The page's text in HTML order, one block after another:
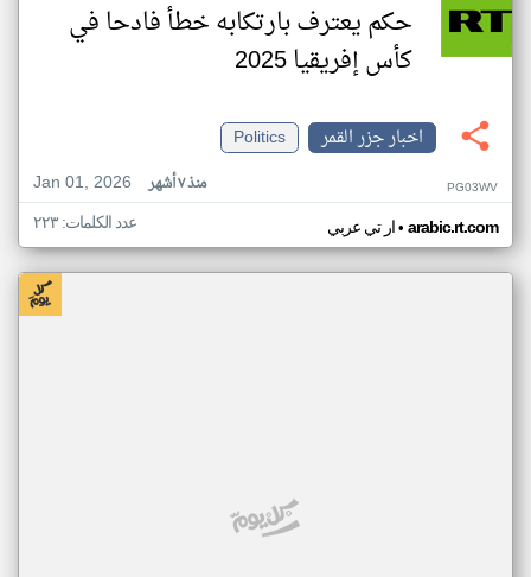
حكم يعترف بارتكابه خطأ فادحا في
كأس إفريقيا 2025
اخبار جزر القمر
Politics
Jan 01, 2026
منذ ٧ أشهر PG03WV
ار تي عربي• arabic.rt.com عدد الكلمات: ٢٢٣